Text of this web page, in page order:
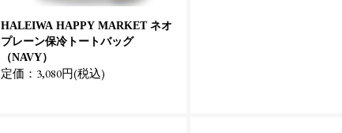
HALEIWA HAPPY MARKET ネオ
プレーン保冷トートバッグ
（NAVY）
定価：3,080円(税込)